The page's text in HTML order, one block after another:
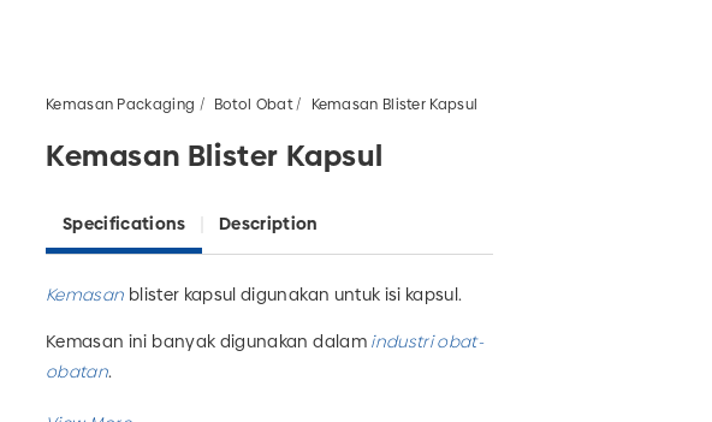
Kemasan Packaging Botol Obat Kemasan Blister Kapsul
Kemasan Blister Kapsul
Specifications Description
Kemasan blister kapsul digunakan untuk isi kapsul.
Kemasan ini banyak digunakan dalam industri obat-
obatan.